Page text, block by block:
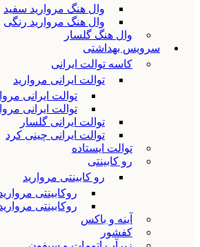
وال هنگ مروارید سفید
وال هنگ مروارید رنگی
وال هنگ گلسار
سرویس بهداشتی
کاسه توالت ایرانی
توالت ایرانی مروارید
توالت ایرانی
توالت ایرانی
توالت ایرانی گلسار
توالت ایرانی چینی کرد
توالت ایستاده
رو کابینتی
رو کابینتی مروارید
روکابینتی
روکابینتی
آینه و باکس
کفشور